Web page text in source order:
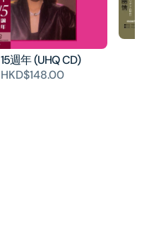
15週年 (UHQ CD)
HKD$148.00